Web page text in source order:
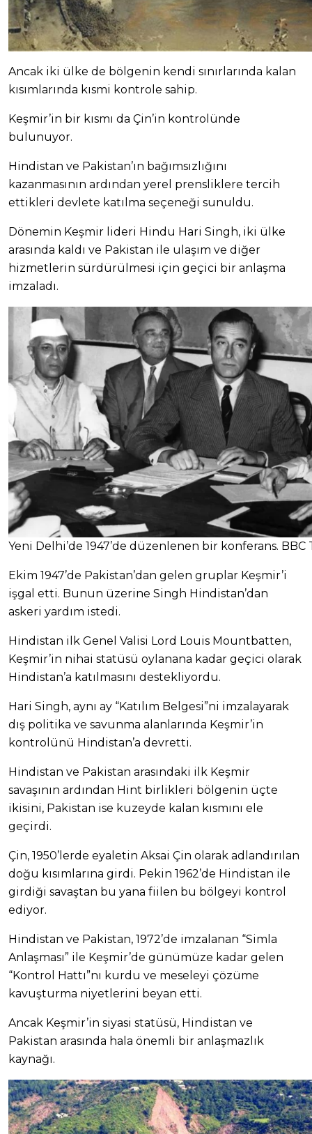
Ancak iki ülke de bölgenin kendi sınırlarında kalan
kısımlarında kısmi kontrole sahip.
Keşmir’in bir kısmı da Çin’in kontrolünde
bulunuyor.
Hindistan ve Pakistan’ın bağımsızlığını
kazanmasının ardından yerel prensliklere tercih
ettikleri devlete katılma seçeneği sunuldu.
Dönemin Keşmir lideri Hindu Hari Singh, iki ülke
arasında kaldı ve Pakistan ile ulaşım ve diğer
hizmetlerin sürdürülmesi için geçici bir anlaşma
imzaladı.
Yeni Delhi’de 1947’de düzenlenen bir konferans.
Ekim 1947’de Pakistan’dan gelen gruplar Keşmir’i
işgal etti. Bunun üzerine Singh Hindistan’dan
askeri yardım istedi.
Hindistan ilk Genel Valisi Lord Louis Mountbatten,
Keşmir’in nihai statüsü oylanana kadar geçici olarak
Hindistan’a katılmasını destekliyordu.
Hari Singh, aynı ay “Katılım Belgesi”ni imzalayarak
dış politika ve savunma alanlarında Keşmir’in
kontrolünü Hindistan’a devretti.
Hindistan ve Pakistan arasındaki ilk Keşmir
savaşının ardından Hint birlikleri bölgenin üçte
ikisini, Pakistan ise kuzeyde kalan kısmını ele
geçirdi.
Çin, 1950’lerde eyaletin Aksai Çin olarak adlandırılan
doğu kısımlarına girdi. Pekin 1962’de Hindistan ile
girdiği savaştan bu yana fiilen bu bölgeyi kontrol
ediyor.
Hindistan ve Pakistan, 1972’de imzalanan “Simla
Anlaşması” ile Keşmir’de günümüze kadar gelen
“Kontrol Hattı”nı kurdu ve meseleyi çözüme
kavuşturma niyetlerini beyan etti.
Ancak Keşmir’in siyasi statüsü, Hindistan ve
Pakistan arasında hala önemli bir anlaşmazlık
kaynağı.